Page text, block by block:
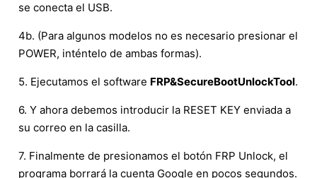
se conecta el USB.
4b. (Para algunos modelos no es necesario presionar el
POWER, inténtelo de ambas formas).
5. Ejecutamos el software FRP&SecureBootUnlockTool.
6. Y ahora debemos introducir la RESET KEY enviada a
su correo en la casilla.
7. Finalmente de presionamos el botón FRP Unlock, el
programa borrará la cuenta Google en pocos segundos.